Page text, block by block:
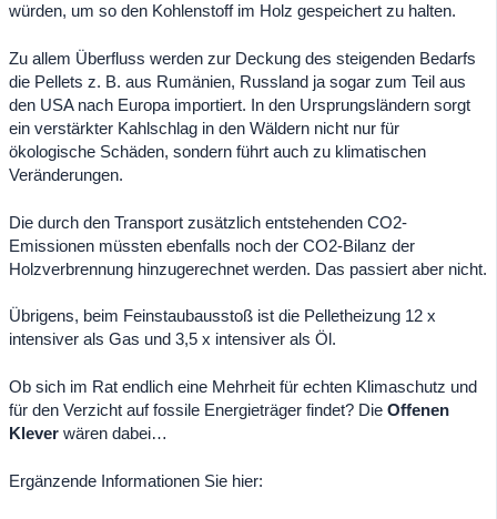
würden, um so den Kohlenstoff im Holz gespeichert zu halten.
Zu allem Überfluss werden zur Deckung des steigenden Bedarfs
die Pellets z. B. aus Rumänien, Russland ja sogar zum Teil aus
den USA nach Europa importiert. In den Ursprungsländern sorgt
ein verstärkter Kahlschlag in den Wäldern nicht nur für
ökologische Schäden, sondern führt auch zu klimatischen
Veränderungen.
Die durch den Transport zusätzlich entstehenden CO2-
Emissionen müssten ebenfalls noch der CO2-Bilanz der
Holzverbrennung hinzugerechnet werden. Das passiert aber nicht.
Übrigens, beim Feinstaubausstoß ist die Pelletheizung 12 x
intensiver als Gas und 3,5 x intensiver als Öl.
Ob sich im Rat endlich eine Mehrheit für echten Klimaschutz und
für den Verzicht auf fossile Energieträger findet? Die Offenen
Klever wären dabei…
Ergänzende Informationen Sie hier: